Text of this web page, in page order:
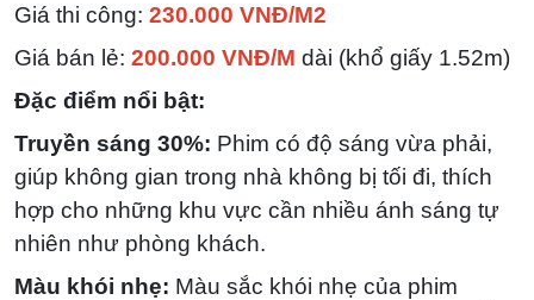
Giá thi công: 230.000 VNĐ/M2
Giá bán lẻ: 200.000 VNĐ/M dài (khổ giấy 1.52m)
Đặc điểm nổi bật:
Truyền sáng 30%: Phim có độ sáng vừa phải,
giúp không gian trong nhà không bị tối đi, thích
hợp cho những khu vực cần nhiều ánh sáng tự
nhiên như phòng khách.
Màu khói nhẹ: Màu sắc khói nhẹ của phim